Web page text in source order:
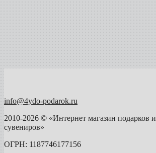
info@4ydo-podarok.ru
2010-2026 © «Интернет магазин подарков и
сувениров»
ОГРН: 1187746177156